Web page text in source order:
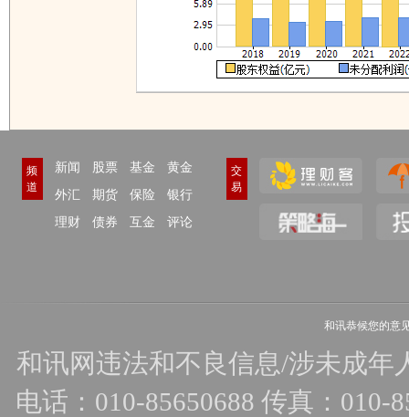
频
道
新闻 股票 基金
黄金
外汇
期货 保险
银行
理财
债券 互金 评论
交
易
和讯恭候您的意
和讯网违法和不良信息/涉未成年
电话：010-85650688 传真：010-